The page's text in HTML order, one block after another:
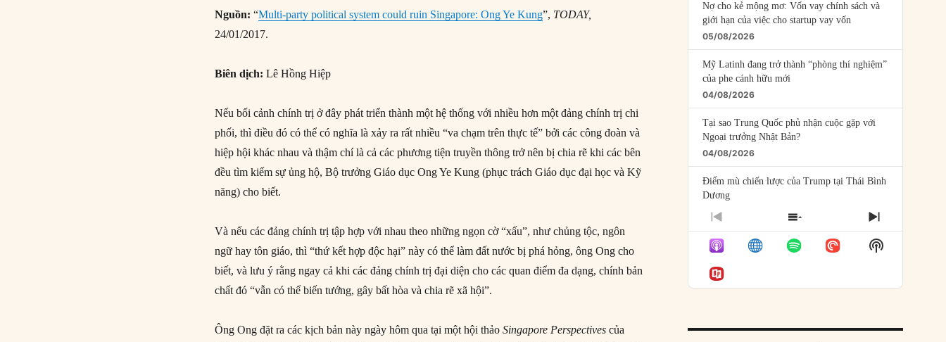
Nguồn: “Multi-party political system could ruin Singapore: Ong Ye Kung”, TODAY,
24/01/2017.
Biên dịch:Lê Hồng Hiệp
Nếu bối cảnh chính trị ở đây phát triển thành một hệ thống với nhiều hơn một đảng chính trị chi
phối, thì điều đó có thể có nghĩa là xảy ra rất nhiều “va chạm trên thực tế” bởi các công đoàn và
hiệp hội khác nhau và thậm chí là cả các phương tiện truyền thông trở nên bị chia rẽ khi các bên
đều tìm kiếm sự ủng hộ, Bộ trưởng Giáo dục Ong Ye Kung (phục trách Giáo dục đại học và Kỹ
năng) cho biết.
Và nếu các đảng chính trị tập hợp với nhau theo những ngọn cờ “xấu”, như chủng tộc, ngôn
ngữ hay tôn giáo, thì “thứ kết hợp độc hại” này có thể làm đất nước bị phá hỏng, ông Ong cho
biết, và lưu ý rằng ngay cả khi các đảng chính trị đại diện cho các quan điểm đa dạng, chính bản
chất đó “vẫn có thể biến tướng, gây bất hòa và chia rẽ xã hội”.
Ông Ong đặt ra các kịch bản này ngày hôm qua tại một hội thảoSingapore Perspectives của
Nợ cho kẻ mộng mơ: Vốn vay chính sách và
giới hạn của việc cho startup vay vốn
05/08/2026
Mỹ Latinh đang trở thành “phòng thí nghiệm”
của phe cánh hữu mới
04/08/2026
Tại sao Trung Quốc phủ nhận cuộc gặp với
Ngoại trưởng Nhật Bản?
04/08/2026
Điểm mù chiến lược của Trump tại Thái Bình
Dương
03/08/2026
Đặt cược vào thất bại: Các quỹ đầu tư mạo
hiểm quốc gia và khía cạnh chính trị của vốn
rủi ro
02/08/2026
01/08/2026
PREVIOUS
EPISODE
SHOW
EPISODES
LIST
NEXT
EPISODE
Show
Podcast